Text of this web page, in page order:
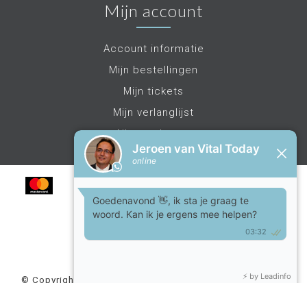
Mijn account
Account informatie
Mijn bestellingen
Mijn tickets
Mijn verlanglijst
Alle producten
© Copyright 2026 Vital Today - Powered by Lightspeed-